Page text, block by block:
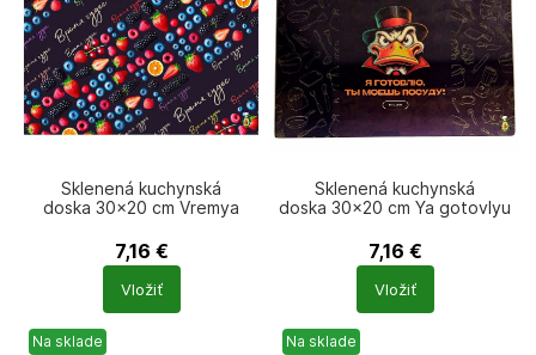
Sklenená kuchynská
doska 30×20 cm Vremya
7,16 €
Počet
produktů
Vložiť
Sklenená kuchynská
doska 30×20 cm Ya gotovlyu
7,16 €
Počet
produktů
Vložiť
Na sklade Na sklade